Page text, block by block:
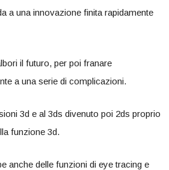
a una innovazione finita rapidamente
il futuro, per poi franare
a una serie di complicazioni.
3d e al 3ds divenuto poi 2ds proprio
funzione 3d.
anche delle funzioni di eye tracing e